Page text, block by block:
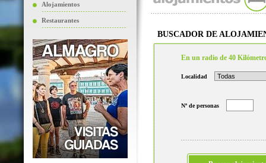
Alojamientos
Restaurantes
BUSCADOR DE
En un radio de 40
Localidad
Nº de personas